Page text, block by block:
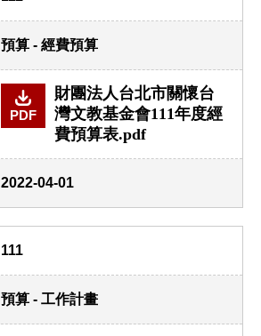
預算 - 經費預算
PDF
財團法人台北市關懷台
灣文教基金會111年度經
費預算表.pdf
2022-04-01
111
預算 - 工作計畫